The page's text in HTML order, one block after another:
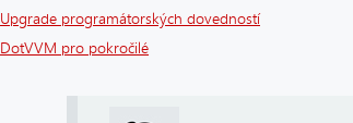
Upgrade programátorských dovedností
DotVVM pro pokročilé